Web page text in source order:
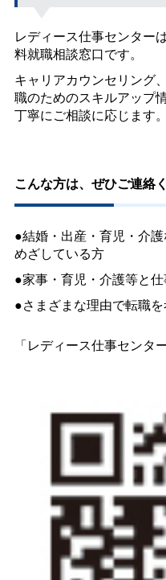
レディース仕事センター
料就職相談窓口です。
キャリアカウンセリング
職のためのスキルアップ
丁寧にご相談に応じます。
こんな方は、ぜひご連絡
●結婚・出産・育児・介
めざしている方
●家事・育児・介護等と
●さまざまな理由で転職
「レディース仕事センタ